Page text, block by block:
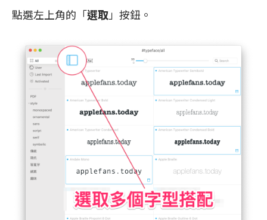
點選左上角的「選取」按鈕。